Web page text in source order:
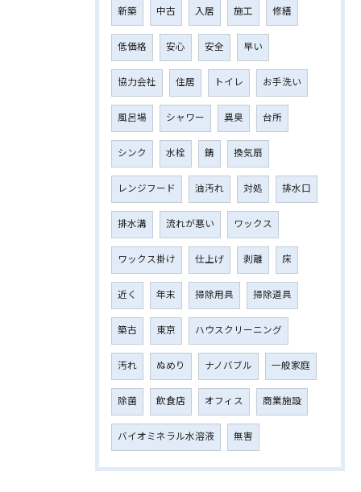
新築 中古 入居 施工 修繕
低価格 安心 安全 早い
協力会社 住居 トイレ お手洗い
風呂場 シャワー 異臭 台所
シンク 水栓 錆 換気扇
レンジフード 油汚れ 対処 排水口
排水溝 流れが悪い ワックス
ワックス掛け 仕上げ 剥離 床
近く 年末 掃除用具 掃除道具
築古 東京 ハウスクリーニング
汚れ ぬめり ナノバブル 一般家庭
除菌 飲食店 オフィス 商業施設
バイオミネラル水溶液 無害